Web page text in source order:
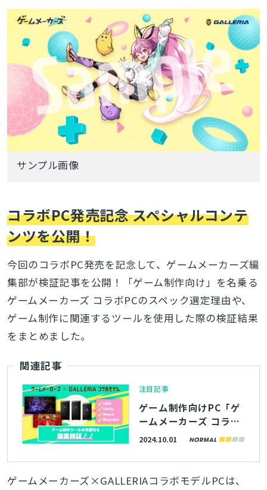
サンプル画像
コラボPC発売記念 スペシャルコンテ
ンツを公開！
今回のコラボPC発売を記念して、ゲームメーカーズ編
集部が検証記事を公開！「ゲーム制作向け」を名乗る
ゲームメーカーズ コラボPCのスペック選定理由や、
ゲーム制作に関連するツールを使用した際の検証結果
をまとめました。
関連記事
注目記事
ゲーム制作向けPC「ゲ
ームメーカーズ コラボ
PC」スペックはどう決
作に使う各種ツールで
の検証結果も掲載
2024.10.01
ゲームメーカーズ×GALLERIAコラボモデルPCは、